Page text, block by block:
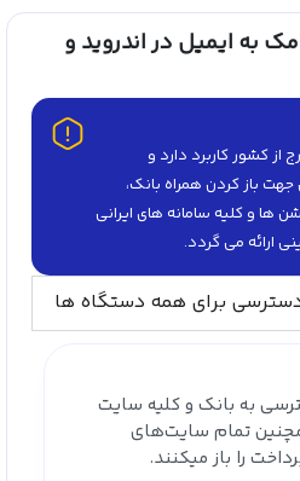
به ایمیل در اندروید و
از کشور کاربرد دارد و
باز کردن همراه بانک،
ها و کلیه سامانه های ایرانی
ارائه می گردد.
برای همه دستگاه ها
به بانک‌ و کلیه سایت
تمام سایت‌های
را باز میکنند.